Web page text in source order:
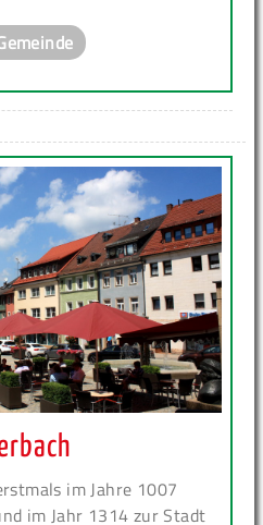
im Jahre 1007
im Jahr 1314 zur Stadt